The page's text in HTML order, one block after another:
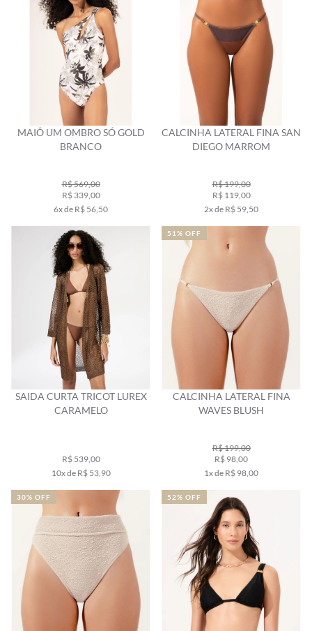
MAIÔ UM OMBRO SÓ GOLD
BRANCO
R$ 569,00
R$ 339,00
6x de R$ 56,50
CALCINHA LATERAL FINA SAN
DIEGO MARROM
R$ 199,00
R$ 119,00
2x de R$ 59,50
SAIDA CURTA TRICOT LUREX
CARAMELO
R$ 539,00
10x de R$ 53,90
CALCINHA LATERAL FINA
WAVES BLUSH
R$ 199,00
R$ 98,00
1x de R$ 98,00
51% OFF
30% OFF 52% OFF